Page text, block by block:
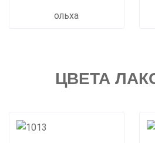
ольха
ЦВЕТА